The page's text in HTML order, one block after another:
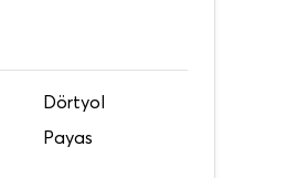
Dörtyol
Payas